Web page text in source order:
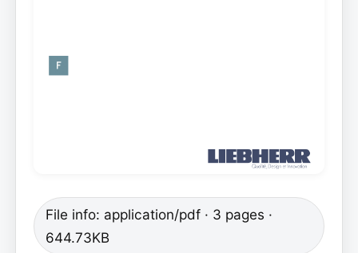
File info: application/pdf · 3 pages ·
644.73KB